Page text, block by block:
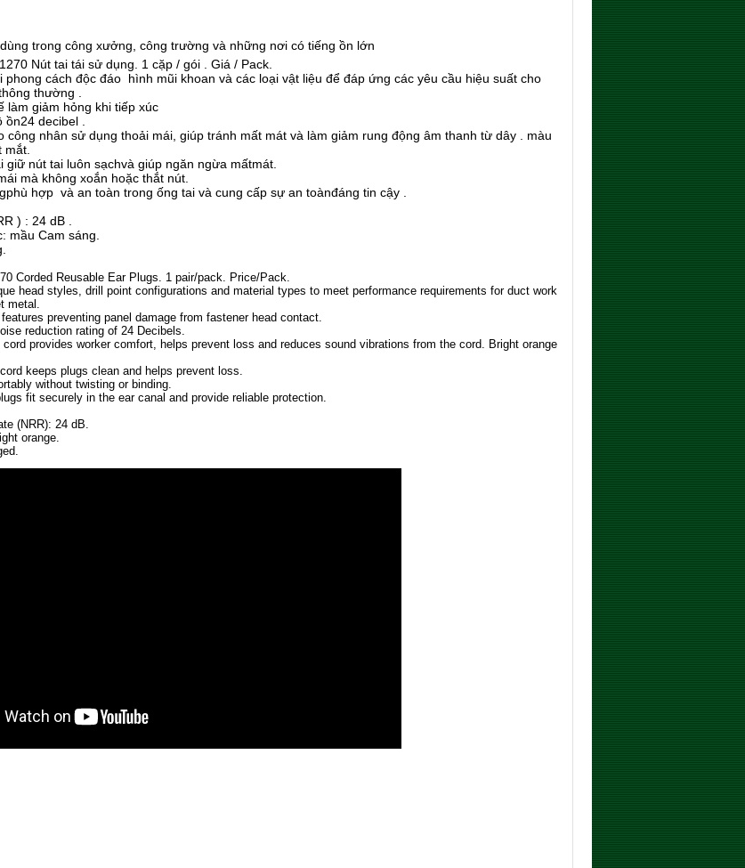
trong công xưởng, công trường và những nơi có tiếng ồn lớn
Nút tai tái sử dụng. 1 cặp / gói . Giá / Pack.
cách độc đáo hình mũi khoan và các loại vật liệu để đáp ứng các yêu cầu hiệu suất cho
thường .
làm giảm hỏng khi tiếp xúc
ồn24 decibel .
công nhân sử dụng thoải mái, giúp tránh mất mát và làm giảm rung động âm thanh từ dây . màu
mắt.
giữ nút tai luôn sạchvà giúp ngăn ngừa mấtmát.
mà không xoắn hoặc thắt nút.
hợp và an toàn trong ống tai và cung cấp sự an toànđáng tin cậy .
) : 24 dB .
mầu Cam sáng.
Corded Reusable Ear Plugs. 1 pair/pack. Price/Pack.
head styles, drill point configurations and material types to meet performance requirements for duct work
metal.
preventing panel damage from fastener head contact.
reduction rating of 24 Decibels.
provides worker comfort, helps prevent loss and reduces sound vibrations from the cord. Bright orange
keeps plugs clean and helps prevent loss.
without twisting or binding.
fit securely in the ear canal and provide reliable protection.
(NRR): 24 dB.
orange.